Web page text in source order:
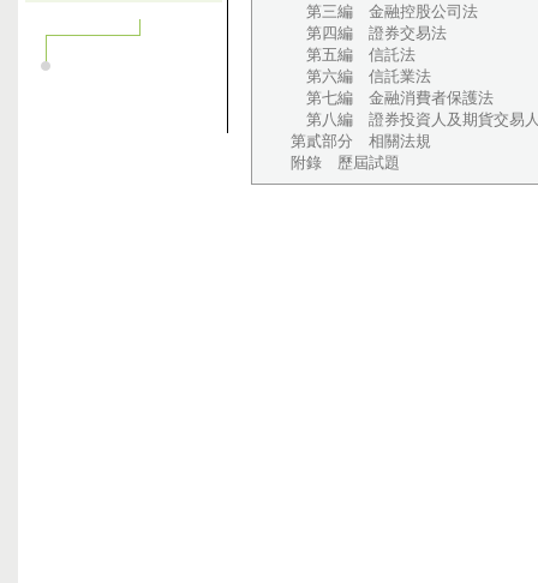
第三編 金融控股公司法
第四編 證券交易法
第五編 信託法
第六編 信託業法
第七編 金融消費者保護法
第八編 證券投資人及期貨交易
第貳部分 相關法規
附錄 歷屆試題